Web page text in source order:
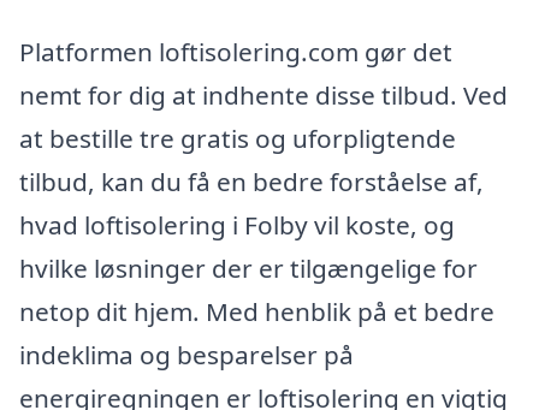
Platformen loftisolering.com gør det
nemt for dig at indhente disse tilbud. Ved
at bestille tre gratis og uforpligtende
tilbud, kan du få en bedre forståelse af,
hvad loftisolering i Folby vil koste, og
hvilke løsninger der er tilgængelige for
netop dit hjem. Med henblik på et bedre
indeklima og besparelser på
energiregningen er loftisolering en vigtig